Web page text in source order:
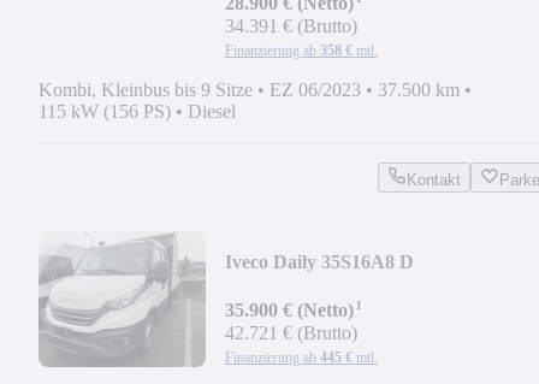
34.391 € (Brutto)
Finanzierung ab 358 € mtl.
Kombi, Kleinbus bis 9 Sitze • EZ 06/2023 • 37.500 km •
115 kW (156 PS) • Diesel
Kontakt
Iveco Daily 35S16A8 D
35.900 € (Netto)¹
42.721 € (Brutto)
Finanzierung ab 445 € mtl.